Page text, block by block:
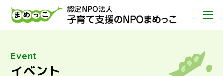
Event
イベント